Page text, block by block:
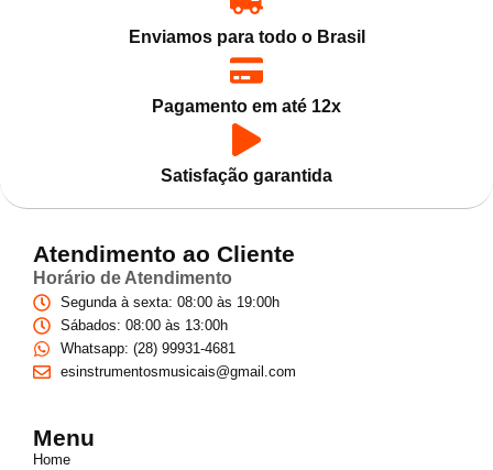
Enviamos para todo o Brasil
Pagamento em até 12x
Satisfação garantida
Atendimento ao Cliente
Horário de Atendimento
Segunda à sexta: 08:00 às 19:00h
Sábados: 08:00 às 13:00h
Whatsapp: (28) 99931-4681
esinstrumentosmusicais@gmail.com
Menu
Home